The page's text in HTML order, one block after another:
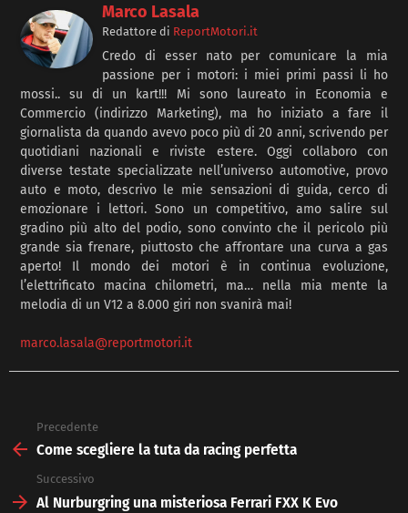
Marco Lasala
Redattore di ReportMotori.it
Credo di esser nato per comunicare la mia
passione per i motori: i miei primi passi li ho
mossi.. su di un kart!!! Mi sono laureato in Economia e
Commercio (indirizzo Marketing), ma ho iniziato a fare il
giornalista da quando avevo poco più di 20 anni, scrivendo per
quotidiani nazionali e riviste estere. Oggi collaboro con
diverse testate specializzate nell’universo automotive, provo
auto e moto, descrivo le mie sensazioni di guida, cerco di
emozionare i lettori. Sono un competitivo, amo salire sul
gradino più alto del podio, sono convinto che il pericolo più
grande sia frenare, piuttosto che affrontare una curva a gas
aperto! Il mondo dei motori è in continua evoluzione,
l’elettrificato macina chilometri, ma… nella mia mente la
melodia di un V12 a 8.000 giri non svanirà mai!
marco.lasala@reportmotori.it
more
Precedente
Come scegliere la tuta da racing perfetta
Successivo
Al Nurburgring una misteriosa Ferrari FXX K Evo